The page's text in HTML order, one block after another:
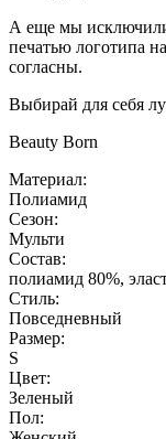
А еще мы
печатью логотипа
согласны.
Выбирай для себя
Beauty Born
Материал:
Полиамид
Сезон:
Мульти
Состав:
полиамид 80%,
Стиль:
Повседневный
Размер:
S
Цвет:
Зеленый
Пол: